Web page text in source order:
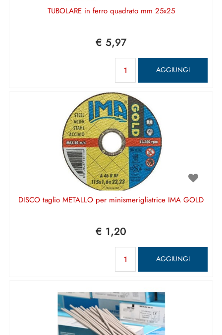
TUBOLARE in ferro quadrato mm 25x25
€ 5,97
AGGIUNGI
DISCO taglio METALLO per minismerigliatrice IMA GOLD
€ 1,20
AGGIUNGI